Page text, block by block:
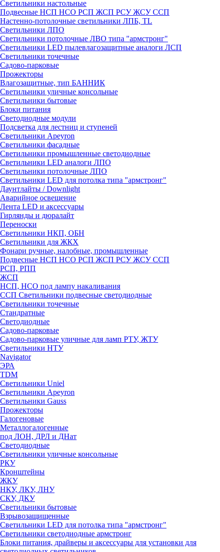
Светильники настольные
Подвесные НСП НСО РСП ЖСП РСУ ЖСУ ССП
Настенно-потолочные светильники ЛПБ, TL
Светильники ЛПО
Светильники потолочные ЛВО типа "армстронг"
Светильники LED пылевлагозащитные аналоги ЛСП
Светильники точечные
Садово-парковые
Прожекторы
Влагозащитные, тип БАННИК
Светильники уличные консольные
Светильники бытовые
Блоки питания
Светодиодные модули
Подсветка для лестниц и ступеней
Светильники Apeyron
Светильники фасадные
Светильники промышленные светодиодные
Светильники LED аналоги ЛПО
Светильники потолочные ЛПО
Светильники LED для потолка типа "армстронг"
Даунтлайты / Downlight
Аварийное освещение
Лента LED и аксессуары
Гирлянды и дюралайт
Переноски
Светильники НКП, ОБН
Светильники для ЖКХ
Фонари ручные, налобные, промышленные
Подвесные НСП НСО РСП ЖСП РСУ ЖСУ ССП
РСП, РПП
ЖСП
НСП, НСО под лампу накаливания
ССП Светильники подвесные светодиодные
Светильники точечные
Стандратные
Светодиодные
Садово-парковые
Садово-парковые уличные для ламп РТУ, ЖТУ
Светильники НТУ
Navigator
ЭРА
TDM
Светильники Uniel
Светильники Apeyron
Светильники Gauss
Прожекторы
Галогеновые
Металлогалогенные
под ЛОН, ДРЛ и ДНат
Светодиодные
Светильники уличные консольные
РКУ
Кронштейны
ЖКУ
НКУ, ЛКУ, ЛНУ
СКУ, ДКУ
Светильники бытовые
Взрывозащищенные
Светильники LED для потолка типа "армстронг"
Светильники светодиодные армстронг
Блоки питания, драйверы и аксессуары для установки для